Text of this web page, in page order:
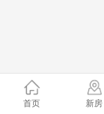
首页 新房